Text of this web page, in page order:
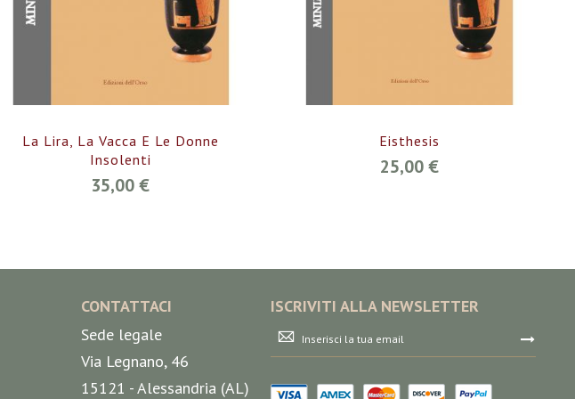
La Lira, La Vacca E Le Donne
Insolenti
35,00 €
Eisthesis
25,00 €
CONTATTACI
Sede legale
Via Legnano, 46
15121 - Alessandria (AL)
ISCRIVITI ALLA NEWSLETTER
Iscriviti
alla
nostra